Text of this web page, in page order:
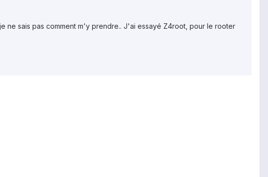
ne sais pas comment m'y prendre.. J'ai essayé Z4root, pour le rooter